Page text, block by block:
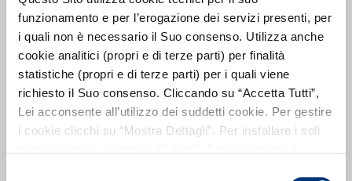
funzionamento e per l’erogazione dei servizi presenti, per
i quali non è necessario il Suo consenso. Utilizza anche
cookie analitici (propri e di terze parti) per finalità
statistiche (propri e di terze parti) per i quali viene
richiesto il Suo consenso. Cliccando su “Accetta Tutti”,
Lei acconsente all’utilizzo dei suddetti cookie. Per gestire
i cookie clicchi su “Mostra Dettagli”. Per installare i soli
j)
contestazioni e
controversie
relative al
rapporto di
lavoro
legittimo
interesse del
Titolare(art. 6,
comma 1, lett.
f, GDPR)
attività di
comunicazione
Trattamento